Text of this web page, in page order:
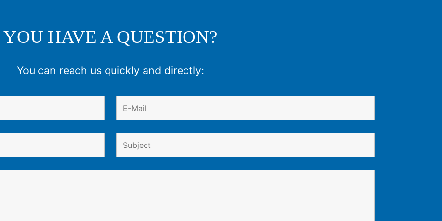
YOU HAVE A QUESTION?
You can reach us quickly and directly: